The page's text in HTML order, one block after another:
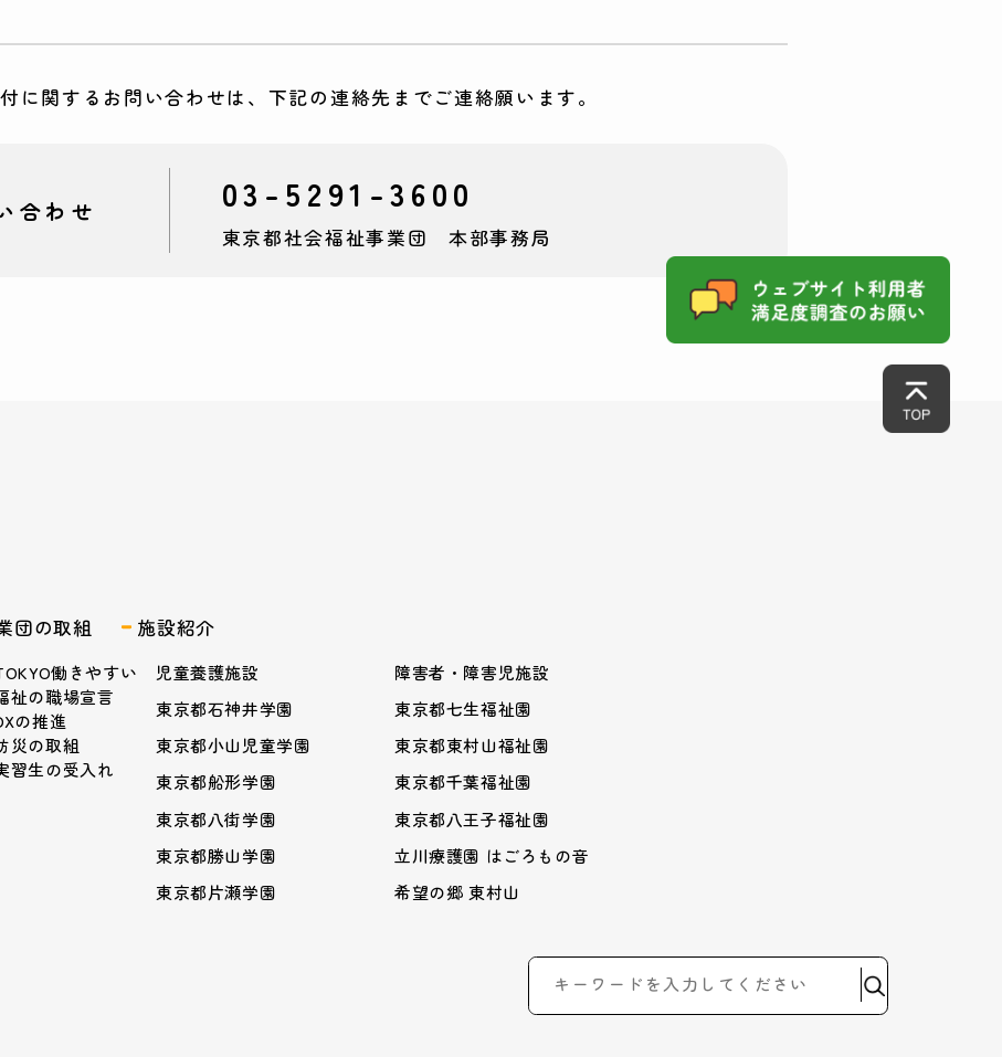
に関するお問い合わせは、下記の連絡先までご連絡願います。
合わせ 03-5291-3600
東京都社会福祉事業団 本部事務局
団の取組
働きやすい
祉の職場宣言
の推進
災の取組
習生の受入れ
施設紹介
児童養護施設
東京都石神井学園
東京都小山児童学園
東京都船形学園
東京都八街学園
東京都勝山学園
東京都片瀬学園
障害者・障害児施設
東京都七生福祉園
東京都東村山福祉園
東京都千葉福祉園
東京都八王子福祉園
立川療護園 はごろもの音
希望の郷 東村山